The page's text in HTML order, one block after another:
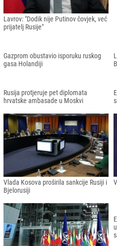
Lavrov: "Dodik nije Putinov čovjek, već
prijatelj Rusije"
Gazprom obustavio isporuku ruskog
gasa Holandiji
Rusija protjeruje pet diplomata
hrvatske ambasade u Moskvi